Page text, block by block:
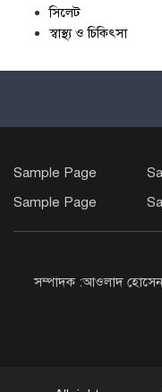
সিলেট
স্বাস্থ্য ও চিকিৎসা
Sample Page
Sample Page
সম্পাদক :আওলাদ